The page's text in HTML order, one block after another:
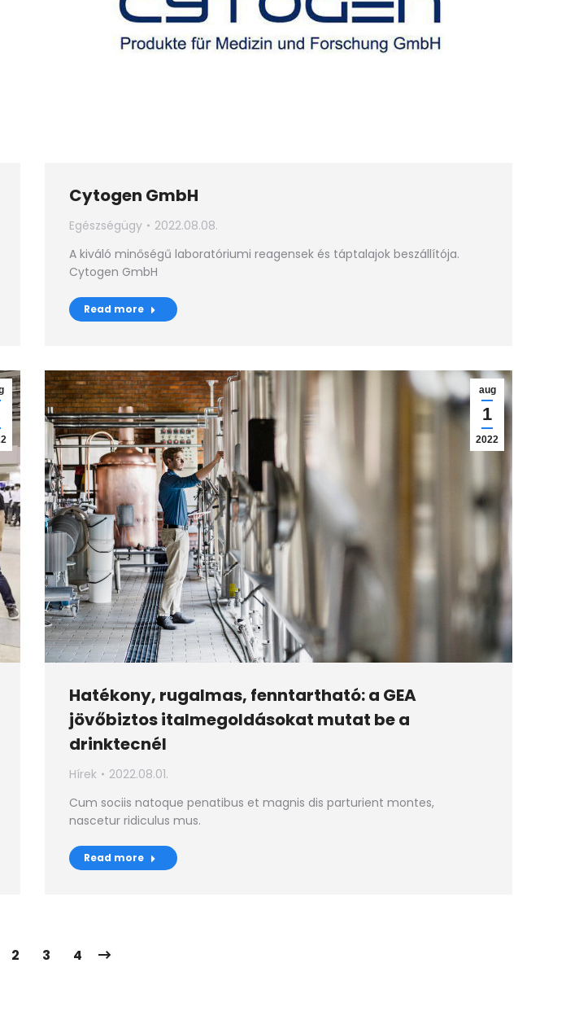
Cytogen GmbH
Egészségügy
2022.08.08.
A kiváló minőségű laboratóriumi reagensek és táptalajok beszállítója.
Cytogen GmbH
Read more
aug
1
2022
Hatékony, rugalmas, fenntartható: a GEA
jövőbiztos italmegoldásokat mutat be a
drinktecnél
Hírek
2022.08.01.
Cum sociis natoque penatibus et magnis dis parturient montes,
nascetur ridiculus mus.
Read more
2 3 4